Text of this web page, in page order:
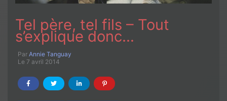
Tel père, tel fils – Tout
s’explique donc…
Par Annie Tanguay
Le 7 avril 2014